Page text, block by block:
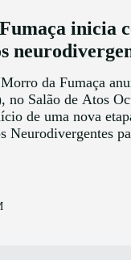
inicia
da Fumaça
no Salão de Atos
de uma nova
Neurodivergentes